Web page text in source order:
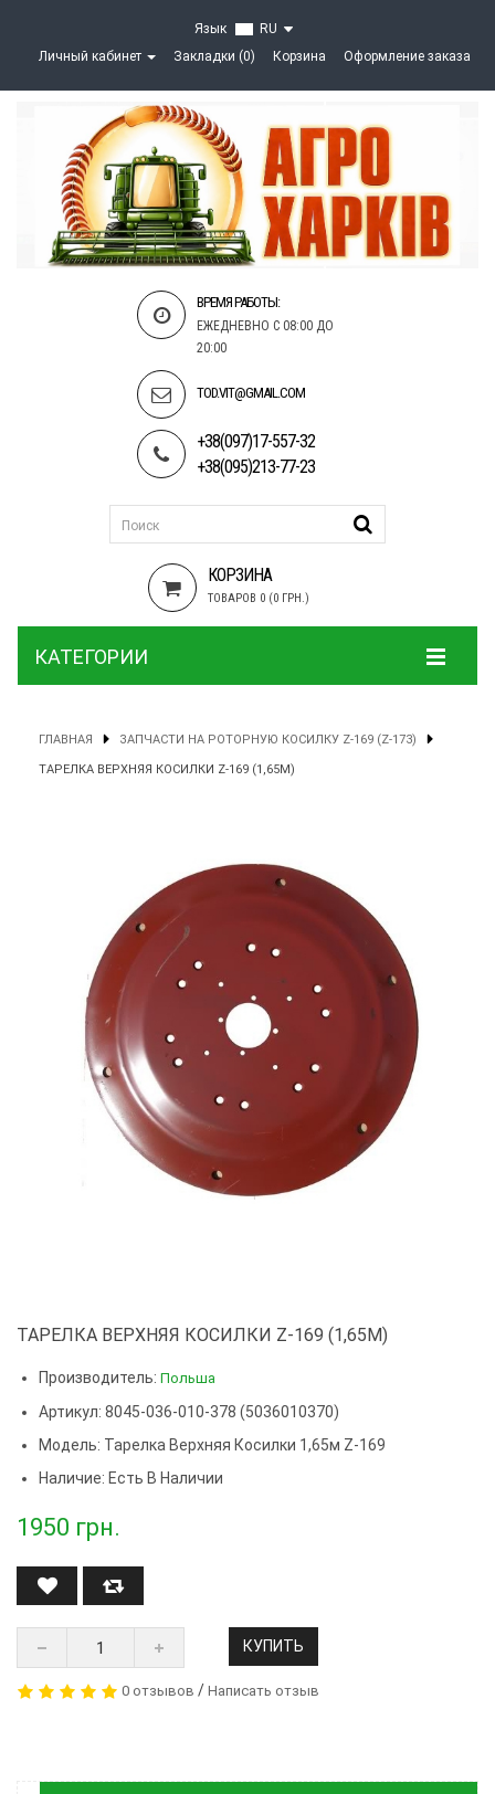
Язык
RU
Личный кабинет
Закладки (0) Корзина Оформление заказа
ВРЕМЯ РАБОТЫ:
ЕЖЕДНЕВНО С 08:00 ДО
20:00
TOD.VIT@GMAIL.COM
+38(097)17-557-32
+38(095)213-77-23
КОРЗИНА
ТОВАРОВ 0 (0 ГРН.)
КАТЕГОРИИ
ГЛАВНАЯ ЗАПЧАСТИ НА РОТОРНУЮ КОСИЛКУ Z-169 (Z-173)
ТАРЕЛКА ВЕРХНЯЯ КОСИЛКИ Z-169 (1,65М)
ТАРЕЛКА ВЕРХНЯЯ КОСИЛКИ Z-169 (1,65М)
Производитель: Польша
Артикул: 8045-036-010-378 (5036010370)
Модель: Тарелка Верхняя Косилки 1,65м Z-169
Наличие: Есть В Наличии
1950 грн.
КУПИТЬ
0 отзывов / Написать отзыв